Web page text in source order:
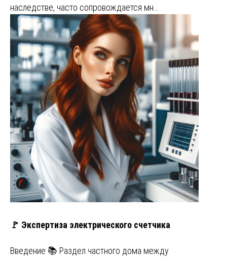
наследстве, часто сопровождается мн…
🚩 Экспертиза электрического счетчика
Введение 📚 Раздел частного дома между